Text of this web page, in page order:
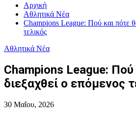
Αρχική
Αθλητικά Νέα
Champions League: Πού και πότε
τελικός
Αθλητικά Νέα
Champions League:
διεξαχθεί ο επόμενος
30 Μαΐου, 2026